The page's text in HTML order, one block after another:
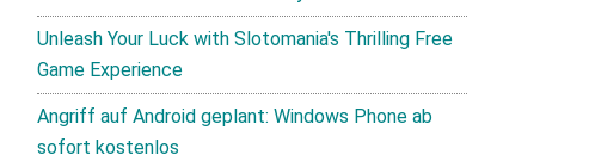
Unleash Your Luck with Slotomania's Thrilling Free
Game Experience
Angriff auf Android geplant: Windows Phone ab
sofort kostenlos